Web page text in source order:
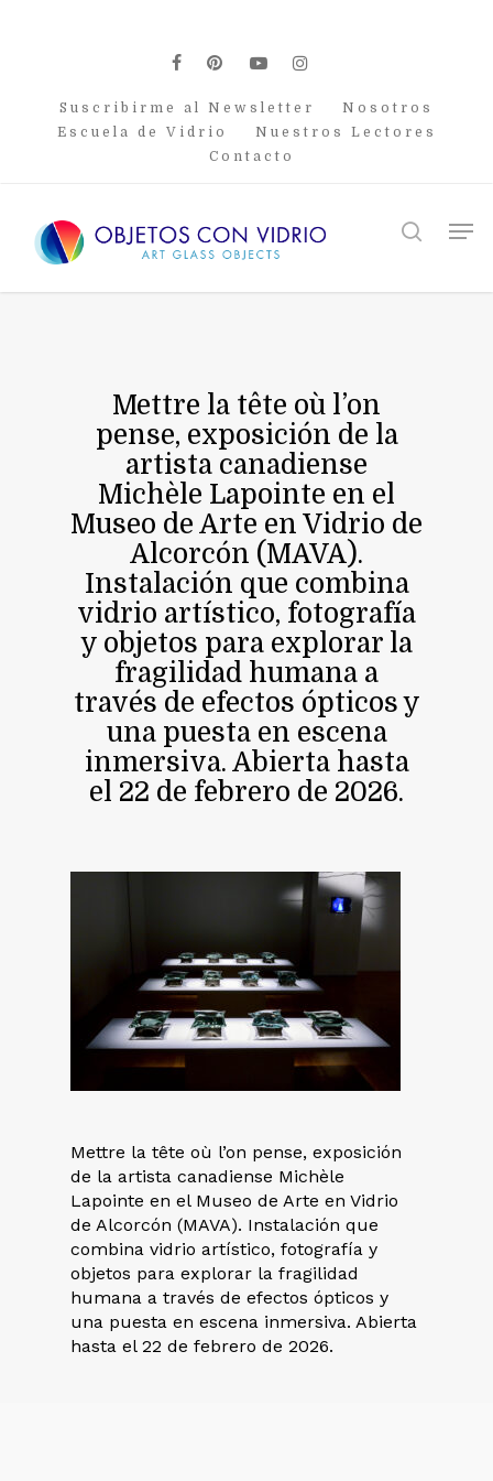
facebook
pinterest
youtubeinstagram
Suscribirme al Newsletter
Nosotros
Escuela de Vidrio
Nuestros Lectores
Contacto
search
Mettre la tête où l’on
pense, exposición de la
artista canadiense
Michèle Lapointe en el
Museo de Arte en Vidrio de
Alcorcón (MAVA).
Instalación que combina
vidrio artístico, fotografía
y objetos para explorar la
fragilidad humana a
través de efectos ópticos y
una puesta en escena
inmersiva. Abierta hasta
el 22 de febrero de 2026.
Mettre la tête où l’on pense, exposición
de la artista canadiense Michèle
Lapointe en el Museo de Arte en Vidrio
de Alcorcón (MAVA). Instalación que
combina vidrio artístico, fotografía y
objetos para explorar la fragilidad
humana a través de efectos ópticos y
una puesta en escena inmersiva. Abierta
hasta el 22 de febrero de 2026.